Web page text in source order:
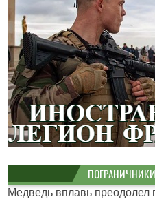
Медведь вплавь преодолел